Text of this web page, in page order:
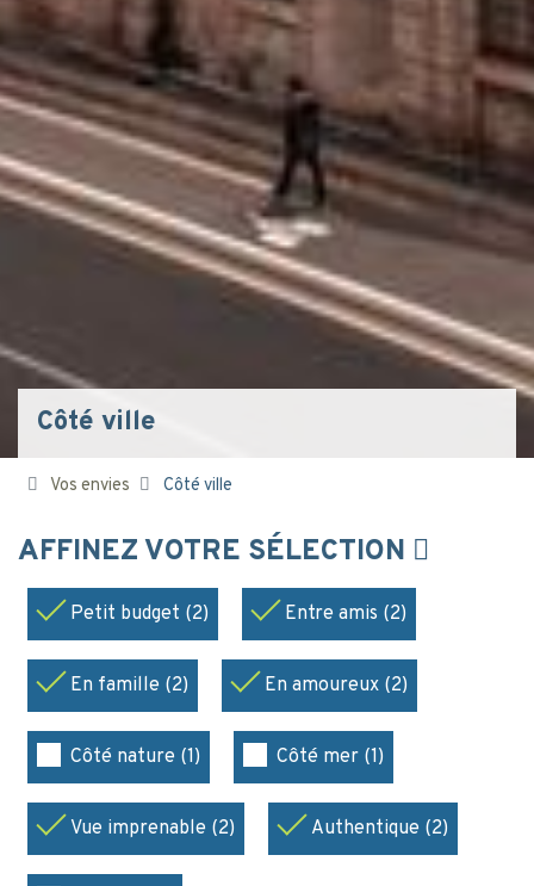
Côté ville
Vos envies Côté ville
AFFINEZ VOTRE SÉLECTION
Petit budget (2) Entre amis (2)
En famille (2) En amoureux (2)
Côté nature (1) Côté mer (1)
Vue imprenable (2) Authentique (2)